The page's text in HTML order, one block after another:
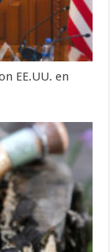
EE.UU. en